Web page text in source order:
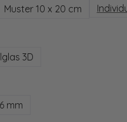
Muster 10 x 20 cm
3D
Option ist zurzeit nicht verfügbar.)
6 mm